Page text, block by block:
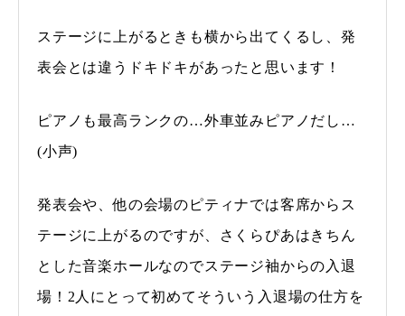
ステージに上がるときも横から出てくるし、発
表会とは違うドキドキがあったと思います！
ピアノも最高ランクの…外車並みピアノだし…
(小声)
発表会や、他の会場のピティナでは客席からス
テージに上がるのですが、さくらぴあはきちん
とした音楽ホールなのでステージ袖からの入退
場！2人にとって初めてそういう入退場の仕方を